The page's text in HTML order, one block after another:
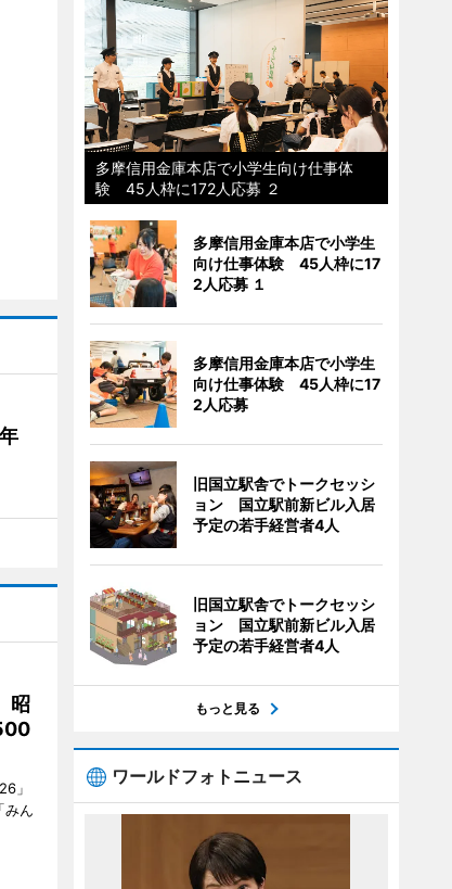
年
昭
」
みん
多摩信用金庫本店で小学生向け仕事体
験 45人枠に172人応募 ２
多摩信用金庫本店で小学生
向け仕事体験 45人枠に17
2人応募 １
多摩信用金庫本店で小学生
向け仕事体験 45人枠に17
2人応募
旧国立駅舎でトークセッシ
ョン 国立駅前新ビル入居
予定の若手経営者4人
旧国立駅舎でトークセッシ
ョン 国立駅前新ビル入居
予定の若手経営者4人
もっと見る
ワールドフォトニュース